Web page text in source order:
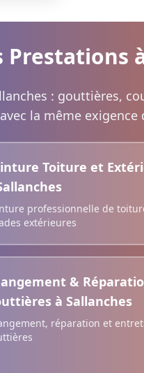
Prestations
: gouttières,
la même exigence
Toiture et
professionnelle de
extérieures
&
à Sallanches
réparation et